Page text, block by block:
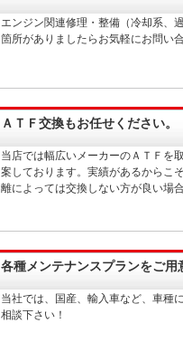
エンジン関連修理・整備（冷却系、
箇所がありましたらお気軽にお問い
ＡＴＦ交換もお任せください。
当店では幅広いメーカーのＡＴＦを
案しております。実績があるからこ
離によっては交換しない方が良い場
各種メンテナンスプランをご用
当社では、国産、輸入車など、車種
相談下さい！